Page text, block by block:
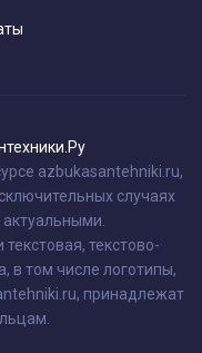
azbukasantehniki.ru,
случаях
текстово-
в том числе логотипы,
принадлежат